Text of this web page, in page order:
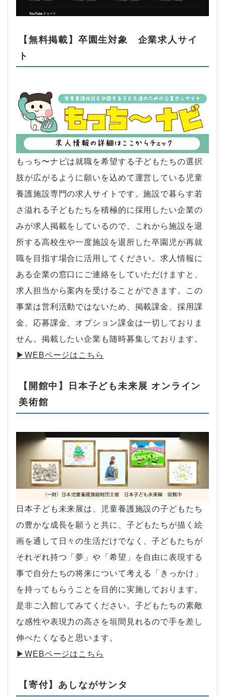
【無料掲載】卒園生対象 企業求人サイ
ト
もっち〜ナビは就職を希望する子どもたちの選択
肢が広がるように願いを込めて運営している児童
養護施設専門の求人サイトです。施設で暮らす若
さ溢れる子どもたちを積極的に採用したい企業の
みが求人掲載をしているので、これから施設を退
所する高校生や一度施設を退所した卒園児が再就
職を目指す場合に活用してください。求人情報に
ある企業の窓口にご連絡をしていただけますと、
求人担当から案内を受けることができます。この
事業は営利活動ではないため、掲載課金、採用課
金、応募課金、オプション課金は一切しておりま
せん。掲載したい企業も随時募集しております。
▶︎WEBページはこちら
【開館中】日本子ども未来展 オンライン
美術館
日本子ども未来展は、児童養護施設の子どもたち
の豊かな成長を願うと共に、子どもたちが描く絵
画を通して日々の生活だけでなく、子どもたちが
それぞれ持つ「夢」や「希望」を自由に表現する
事で自分たちの将来について考える「きっかけ」
を持ってもらうことを目的に実施しております。
是非ご入館してみてください。子どもたちの素敵
な感性や表現力の高さを垣間見れるので手を差し
伸べたくなると思います。
▶︎WEBページはこちら
【寄付】あしながサンタ